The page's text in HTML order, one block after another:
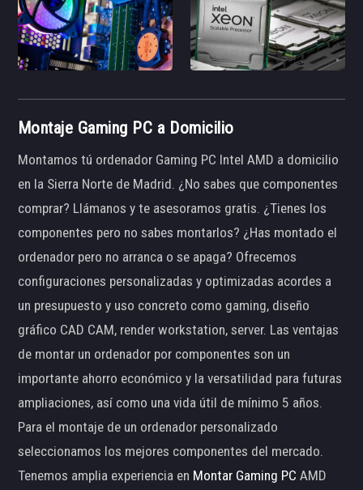
Montaje Gaming PC a Domicilio
Montamos tú ordenador Gaming PC Intel AMD a domicilio
en la Sierra Norte de Madrid. ¿No sabes que componentes
comprar? Llámanos y te asesoramos gratis. ¿Tienes los
componentes pero no sabes montarlos? ¿Has montado el
ordenador pero no arranca o se apaga? Ofrecemos
configuraciones personalizadas y optimizadas acordes a
un presupuesto y uso concreto como gaming, diseño
gráfico CAD CAM, render workstation, server. Las ventajas
de montar un ordenador por componentes son un
importante ahorro económico y la versatilidad para futuras
ampliaciones, así como una vida útil de mínimo 5 años.
Para el montaje de un ordenador personalizado
seleccionamos los mejores componentes del mercado.
Tenemos amplia experiencia en Montar Gaming PC AMD